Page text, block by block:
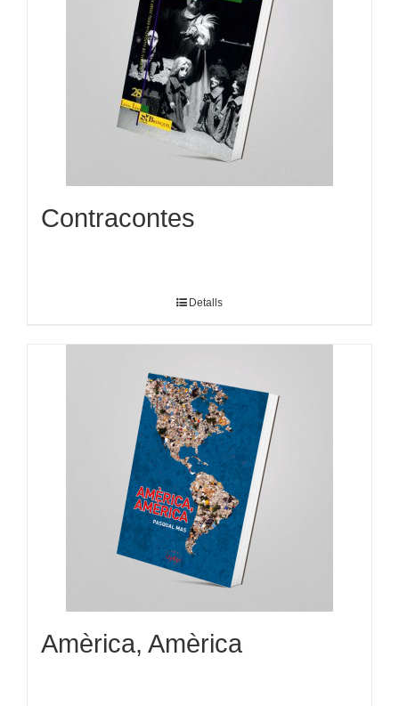
Contracontes
Detalls
Amèrica, Amèrica